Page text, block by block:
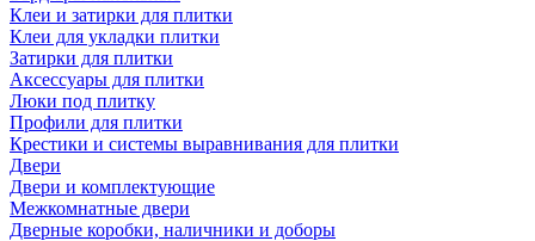
Клеи и затирки для плитки
Клеи для укладки плитки
Затирки для плитки
Аксессуары для плитки
Люки под плитку
Профили для плитки
Крестики и системы выравнивания для плитки
Двери
Двери и комплектующие
Межкомнатные двери
Дверные коробки, наличники и доборы